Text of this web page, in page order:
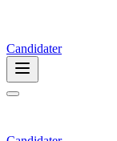
Candidater